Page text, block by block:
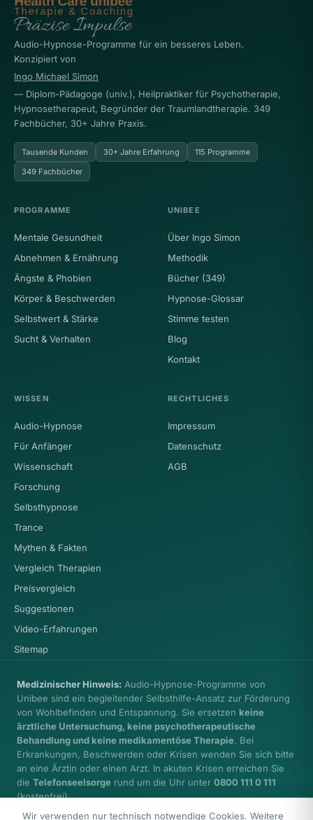
Audio-Hypnose-Programme für ein besseres Leben.
Konzipiert von
Ingo Michael Simon
— Diplom-Pädagoge (univ.), Heilpraktiker für Psychotherapie,
Hypnosetherapeut, Begründer der Traumlandtherapie. 349
Fachbücher, 30+ Jahre Praxis.
Tausende Kunden 30+ Jahre Erfahrung
115 Programme
349 Fachbücher
PROGRAMME
Mentale Gesundheit
Abnehmen & Ernährung
Ängste & Phobien
Körper & Beschwerden
Selbstwert & Stärke
Sucht & Verhalten
UNIBEE
Über Ingo Simon
Methodik
Bücher (349)
Hypnose-Glossar
Stimme testen
Blog
Kontakt
WISSEN
Audio-Hypnose
Für Anfänger
Wissenschaft
Forschung
Selbsthypnose
Trance
Mythen & Fakten
Vergleich Therapien
Preisvergleich
Suggestionen
Video-Erfahrungen
Sitemap
RECHTLICHES
Impressum
Datenschutz
AGB
Medizinischer Hinweis: Audio-Hypnose-Programme von
Unibee sind ein begleitender Selbsthilfe-Ansatz zur Förderung
von Wohlbefinden und Entspannung. Sie ersetzen keine
ärztliche Untersuchung, keine psychotherapeutische
Behandlung und keine medikamentöse Therapie. Bei
Erkrankungen, Beschwerden oder Krisen wenden Sie sich bitte
an eine Ärztin oder einen Arzt. In akuten Krisen erreichen Sie
die Telefonseelsorge rund um die Uhr unter 0800 111 0 111
(kostenfrei).
Wir verwenden nur technisch notwendige Cookies. Weitere